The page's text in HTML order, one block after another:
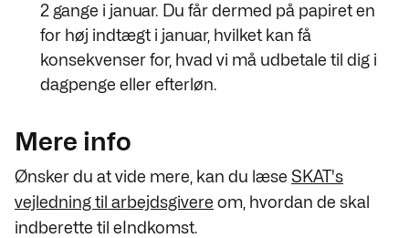
2 gange i januar. Du får dermed på papiret en
for høj indtægt i januar, hvilket kan få
konsekvenser for, hvad vi må udbetale til dig i
dagpenge eller efterløn.
Mere info
Ønsker du at vide mere, kan du læse SKAT's
vejledning til arbejdsgivere om, hvordan de skal
indberette til eIndkomst.